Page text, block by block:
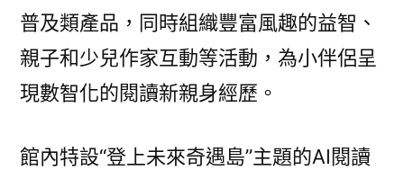
普及類產品，同時組織豐富風趣的益智、
親子和少兒作家互動等活動，為小伴侶呈
現數智化的閱讀新親身經歷。
館內特設“登上未來奇遇島”主題的AI閱讀